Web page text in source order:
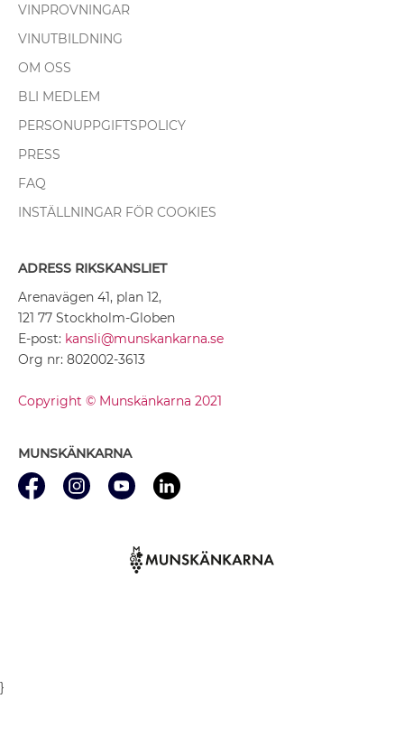
VINPROVNINGAR
VINUTBILDNING
OM OSS
BLI MEDLEM
PERSONUPPGIFTSPOLICY
PRESS
FAQ
INSTÄLLNINGAR FÖR COOKIES
ADRESS RIKSKANSLIET
Arenavägen 41, plan 12,
121 77 Stockholm-Globen
E-post: kansli@munskankarna.se
Org nr: 802002-3613
Copyright © Munskänkarna 2021
MUNSKÄNKARNA
}